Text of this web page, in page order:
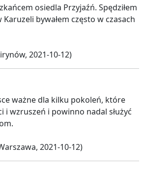
osiedla Przyjaźń. Spędziłem
bywałem często w czasach
2021-10-12)
ważne dla kilku pokoleń, które
i wzruszeń i powinno nadal służyć
2021-10-12)